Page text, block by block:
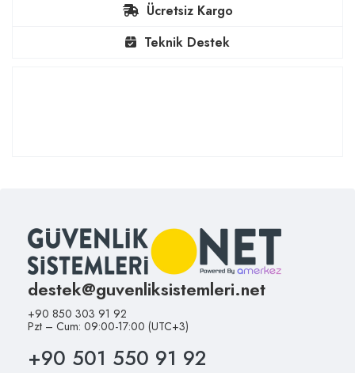
Ücretsiz Kargo
Teknik Destek
destek@guvenliksistemleri.net
+90 850 303 91 92
Pzt – Cum: 09:00-17:00 (UTC+3)
+90 501 550 91 92